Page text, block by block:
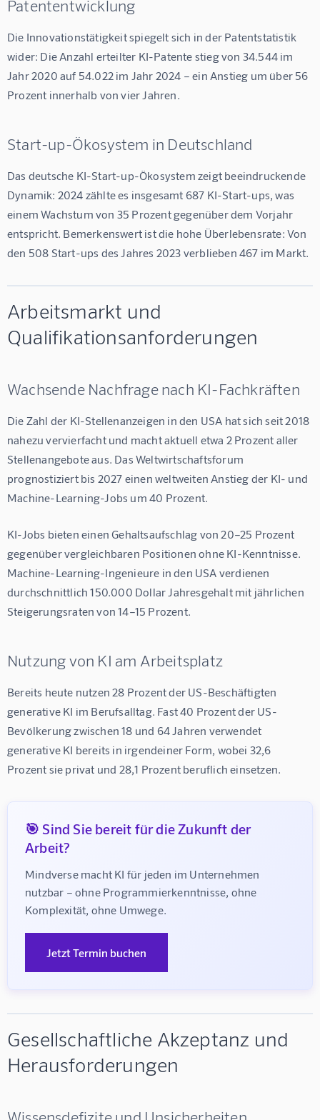
Patententwicklung
Die Innovationstätigkeit spiegelt sich in der Patentstatistik
wider: Die Anzahl erteilter KI-Patente stieg von 34.544 im
Jahr 2020 auf 54.022 im Jahr 2024 – ein Anstieg um über 56
Prozent innerhalb von vier Jahren.
Start-up-Ökosystem in Deutschland
Das deutsche KI-Start-up-Ökosystem zeigt beeindruckende
Dynamik: 2024 zählte es insgesamt 687 KI-Start-ups, was
einem Wachstum von 35 Prozent gegenüber dem Vorjahr
entspricht. Bemerkenswert ist die hohe Überlebensrate: Von
den 508 Start-ups des Jahres 2023 verblieben 467 im Markt.
Arbeitsmarkt und
Qualifikationsanforderungen
Wachsende Nachfrage nach KI-Fachkräften
Die Zahl der KI-Stellenanzeigen in den USA hat sich seit 2018
nahezu vervierfacht und macht aktuell etwa 2 Prozent aller
Stellenangebote aus. Das Weltwirtschaftsforum
prognostiziert bis 2027 einen weltweiten Anstieg der KI- und
Machine-Learning-Jobs um 40 Prozent.
KI-Jobs bieten einen Gehaltsaufschlag von 20–25 Prozent
gegenüber vergleichbaren Positionen ohne KI-Kenntnisse.
Machine-Learning-Ingenieure in den USA verdienen
durchschnittlich 150.000 Dollar Jahresgehalt mit jährlichen
Steigerungsraten von 14–15 Prozent.
Nutzung von KI am Arbeitsplatz
Bereits heute nutzen 28 Prozent der US-Beschäftigten
generative KI im Berufsalltag. Fast 40 Prozent der US-
Bevölkerung zwischen 18 und 64 Jahren verwendet
generative KI bereits in irgendeiner Form, wobei 32,6
Prozent sie privat und 28,1 Prozent beruflich einsetzen.
🎯 Sind Sie bereit für die Zukunft der
Arbeit?
Mindverse macht KI für jeden im Unternehmen
nutzbar – ohne Programmierkenntnisse, ohne
Komplexität, ohne Umwege.
Jetzt Termin buchen
Gesellschaftliche Akzeptanz und
Herausforderungen